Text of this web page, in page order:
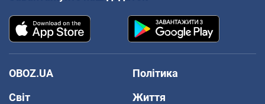
OBOZ.UA
Політика
Світ
Життя